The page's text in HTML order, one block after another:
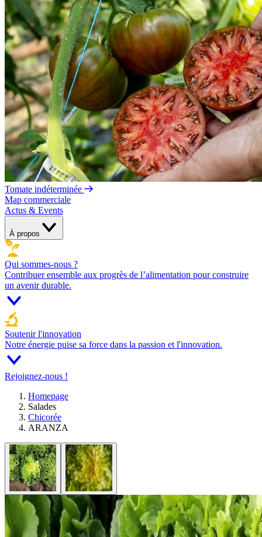
Tomate indéterminée
Map commerciale
Actus & Events
À propos
Qui sommes-nous ?
Contribuer ensemble aux progrès de l’alimentation pour construire
un avenir durable.
Soutenir l'innovation
Notre énergie puise sa force dans la passion et l'innovation.
Rejoignez-nous !
Homepage
Salades
Chicorée
ARANZA